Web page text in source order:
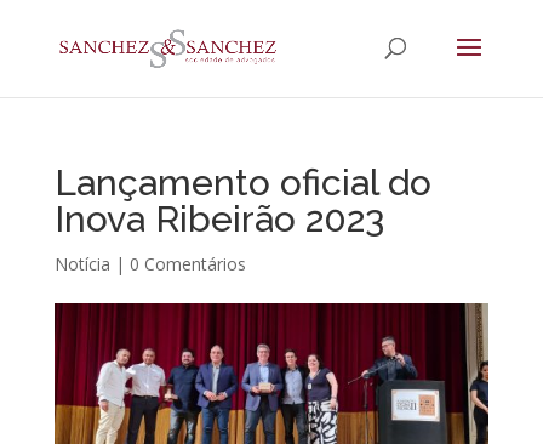
Lançamento oficial do
Inova Ribeirão 2023
Notícia | 0 Comentários